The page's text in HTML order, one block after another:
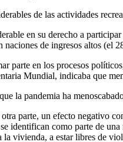
de las actividades
en su derecho a
de ingresos altos (el
parte en los procesos
Mundial, indicaba que
la pandemia ha
parte, un efecto negativo
identifican como parte de
vivienda, a estar libres de